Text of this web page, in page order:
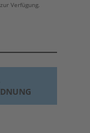
Verfügung.